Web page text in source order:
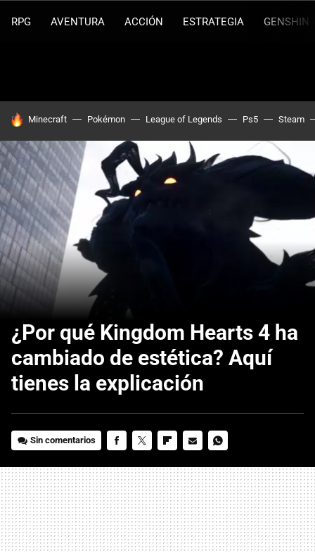
RPG AVENTURA ACCIÓN ESTRATEGIA GENSHIN
HOY SE HABLA DE
Minecraft Pokémon League of Legends Ps5 Steam
¿Por qué Kingdom Hearts 4 ha
cambiado de estética? Aquí
tienes la explicación
Sin comentarios
MAIL